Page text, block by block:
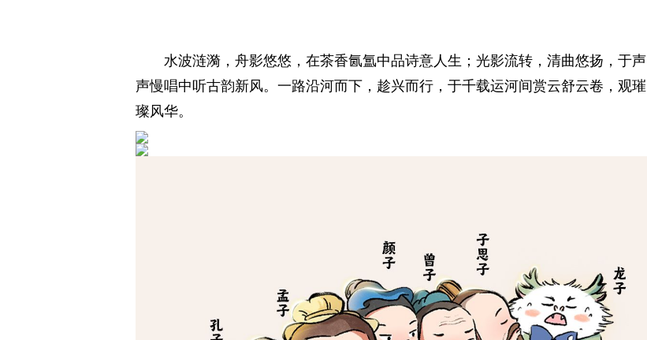
水波涟漪，舟影悠悠，在茶香氤氲中品诗意人生；光影流转，清曲悠扬，于声
声慢唱中听古韵新风。一路沿河而下，趁兴而行，于千载运河间赏云舒云卷，观璀
璨风华。